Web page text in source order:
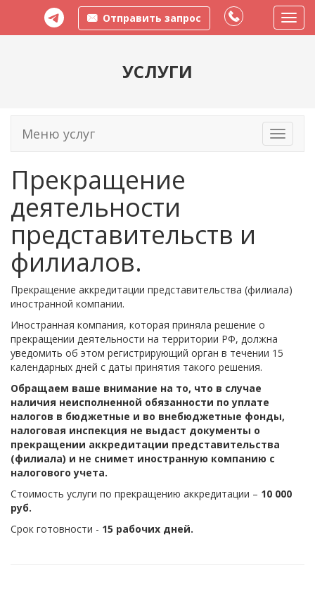
Отправить запрос
меню
УСЛУГИ
Toggle
Меню услуг
Прекращение
деятельности
представительств и
филиалов.
Прекращение аккредитации представительства (филиала)
иностранной компании.
Иностранная компания, которая приняла решение о
прекращении деятельности на территории РФ, должна
уведомить об этом регистрирующий орган в течении 15
календарных дней с даты принятия такого решения.
Обращаем ваше внимание на то, что в случае
наличия неисполненной обязанности по уплате
налогов в бюджетные и во внебюджетные фонды,
налоговая инспекция не выдаст документы о
прекращении аккредитации представительства
(филиала) и не снимет иностранную компанию с
налогового учета.
Стоимость услуги по прекращению аккредитации – 10 000
руб.
Срок готовности - 15 рабочих дней.